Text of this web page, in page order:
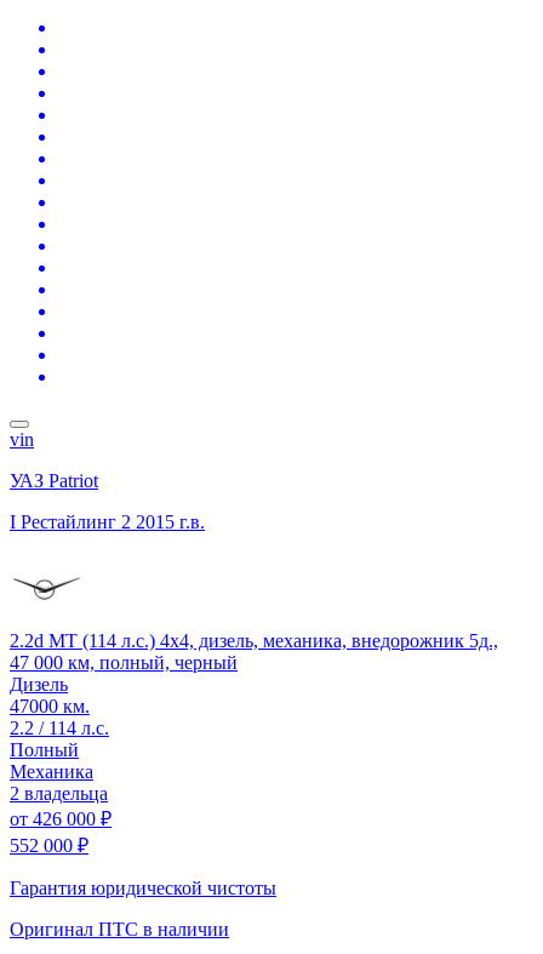
vin
УАЗ Patriot
I Рестайлинг 2 2015 г.в.
2.2d MT (114 л.с.) 4x4, дизель, механика, внедорожник 5д.,
47 000 км, полный, черный
Дизель
47000 км.
2.2 / 114 л.с.
Полный
Механика
2 владельца
от 426 000 ₽
552 000 ₽
Гарантия юридической чистоты
Оригинал ПТС в наличии